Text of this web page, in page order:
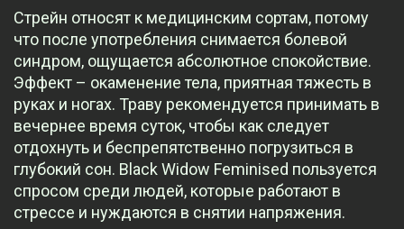
Стрейн относят к медицинским сортам, потому
что после употребления снимается болевой
синдром, ощущается абсолютное спокойствие.
Эффект – окаменение тела, приятная тяжесть в
руках и ногах. Траву рекомендуется принимать в
вечернее время суток, чтобы как следует
отдохнуть и беспрепятственно погрузиться в
глубокий сон. Black Widow Feminised пользуется
спросом среди людей, которые работают в
стрессе и нуждаются в снятии напряжения.